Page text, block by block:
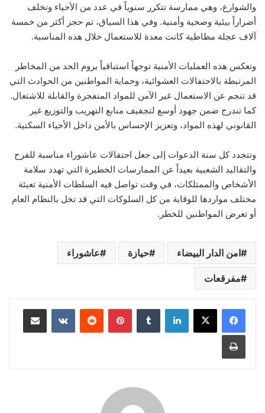
والشوارع، وهي ممارسة تتكرر سنوياً في عدد من الأحياء وتخلف
أضراراً بيئية وصحية وأمنية. وفي هذا السياق، تم حجز أكثر من خمسة
آلاف عجلة مطاطية كانت معدة للاستعمال خلال هذه المناسبة.
وتعكس هذه العمليات الأمنية توجهاً استباقياً يروم الحد من المخاطر
المرتبطة بالاحتفالات العشوائية، وحماية المواطنين من الحوادث التي
قد تنجم عن الاستعمال غير الآمن للمواد المتفجرة والقابلة للاشتعال.
كما تندرج ضمن جهود أوسع لتجفيف منابع التهريب والتوزيع غير
القانوني لهذه المواد، وتعزيز الإحساس بالأمن داخل الأحياء السكنية.
وتتجدد كل سنة الدعوات إلى جعل احتفالات عاشوراء مناسبة للفرح
والتقاليد الشعبية بعيداً عن الممارسات الخطيرة التي تهدد سلامة
الأشخاص والممتلكات، في وقت تواصل فيه السلطات الأمنية تعبئة
مختلف مواردها للوقاية من كل السلوكات التي قد تخل بالنظام العام
أو تعرض المواطنين للخطر.
امن الدار البيضاء حيازة عاشوراء
مفرقعات
لينكدإن بينتيريست مشاركة عبر البريد
طباعة